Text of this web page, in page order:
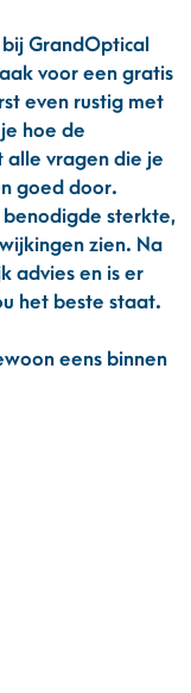
GrandOptical
voor een gratis
even rustig met
hoe de
vragen die je
goed door.
sterkte,
zien. Na
advies en is er
het beste staat.
eens binnen